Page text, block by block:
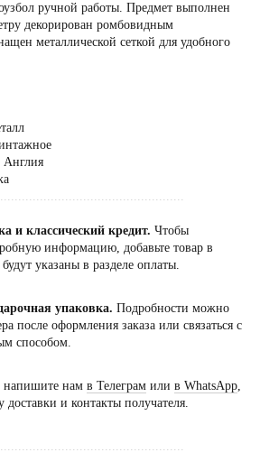
ручной работы. Предмет выполнен
декорирован ромбовидным
металлической сеткой для удобного
Англия
и классический кредит. Чтобы
информацию, добавьте товар в
указаны в разделе оплаты.
упаковка. Подробности можно
после оформления заказа или связаться с
способом.
напишите нам в Телеграм или в WhatsApp,
доставки и контакты получателя.